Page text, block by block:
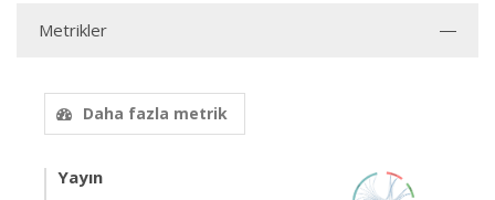
Metrikler
Daha fazla metrik
Yayın